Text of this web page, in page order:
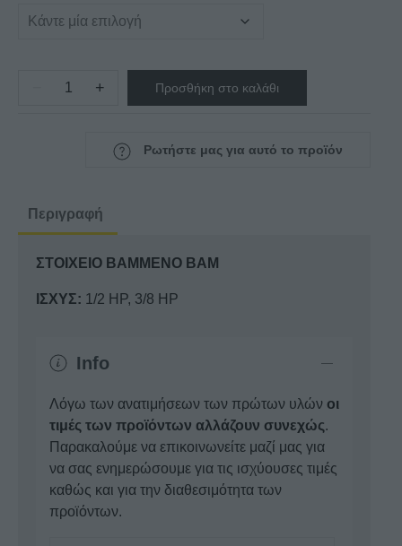
ΣΤΟΙΧΕΙΟ
+ Προσθήκη στο καλάθι
Ρωτήστε μας για αυτό το προϊόν
Περιγραφή
ΣΤΟΙΧΕΙΟ ΒΑΜΜΕΝΟ BAM
ΙΣΧΥΣ: 1/2 HP, 3/8 HP
Info
Λόγω των ανατιμήσεων των πρώτων υλών οι
τιμές των προϊόντων αλλάζουν συνεχώς.
Παρακαλούμε να επικοινωνείτε μαζί μας για
να σας ενημερώσουμε για τις ισχύουσες τιμές
καθώς και για την διαθεσιμότητα των
προϊόντων.